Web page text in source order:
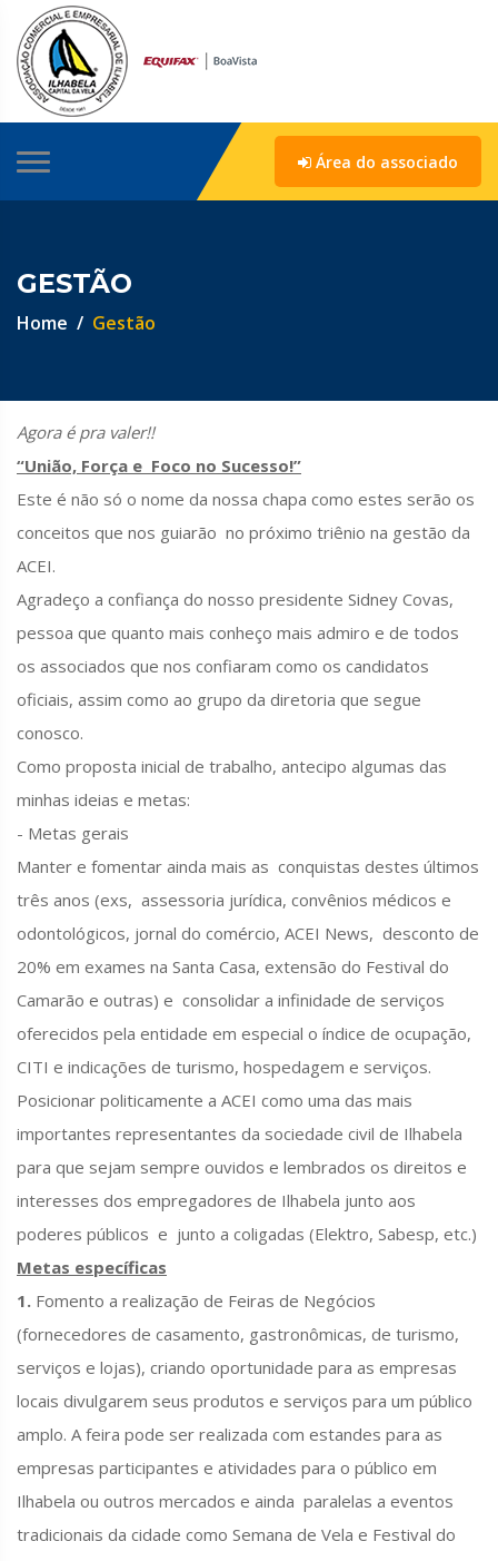
Área do associado
GESTÃO
Home Gestão
Agora é pra valer!!
“União, Força e Foco no Sucesso!”
Este é não só o nome da nossa chapa como estes serão os
conceitos que nos guiarão no próximo triênio na gestão da
ACEI.
Agradeço a confiança do nosso presidente Sidney Covas,
pessoa que quanto mais conheço mais admiro e de todos
os associados que nos confiaram como os candidatos
oficiais, assim como ao grupo da diretoria que segue
conosco.
Como proposta inicial de trabalho, antecipo algumas das
minhas ideias e metas:
- Metas gerais
Manter e fomentar ainda mais as conquistas destes últimos
três anos (exs, assessoria jurídica, convênios médicos e
odontológicos, jornal do comércio, ACEI News, desconto de
20% em exames na Santa Casa, extensão do Festival do
Camarão e outras) e consolidar a infinidade de serviços
oferecidos pela entidade em especial o índice de ocupação,
CITI e indicações de turismo, hospedagem e serviços.
Posicionar politicamente a ACEI como uma das mais
importantes representantes da sociedade civil de Ilhabela
para que sejam sempre ouvidos e lembrados os direitos e
interesses dos empregadores de Ilhabela junto aos
poderes públicos e junto a coligadas (Elektro, Sabesp, etc.)
Metas específicas
1. Fomento a realização de Feiras de Negócios
(fornecedores de casamento, gastronômicas, de turismo,
serviços e lojas), criando oportunidade para as empresas
locais divulgarem seus produtos e serviços para um público
amplo. A feira pode ser realizada com estandes para as
empresas participantes e atividades para o público em
Ilhabela ou outros mercados e ainda paralelas a eventos
tradicionais da cidade como Semana de Vela e Festival do